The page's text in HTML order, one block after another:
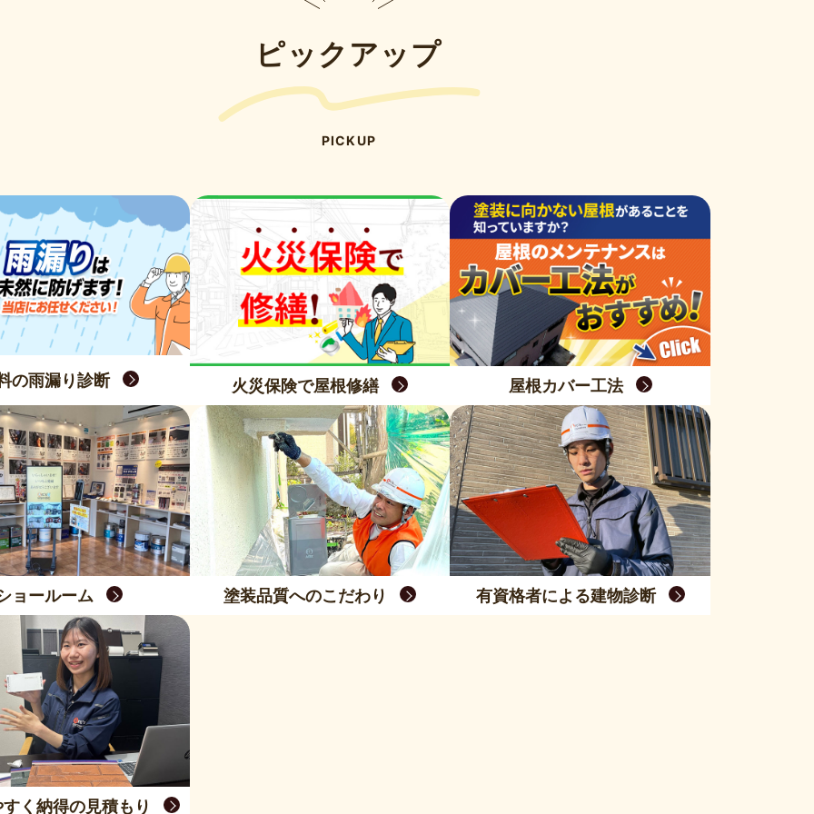
ピックアップ
PICKUP
の雨漏り診断 火災保険で屋根修繕 屋根カバー工法
ョールーム 塗装品質へのこだわり 有資格者による建物診断
く納得の見積もり